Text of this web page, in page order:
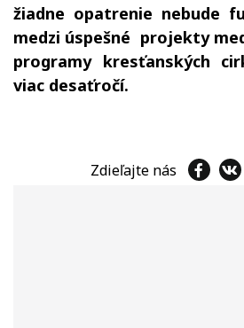
žiadne opatrenie nebude
medzi úspešné projekty
programy kresťanských
viac desaťročí.
Zdieľajte nás